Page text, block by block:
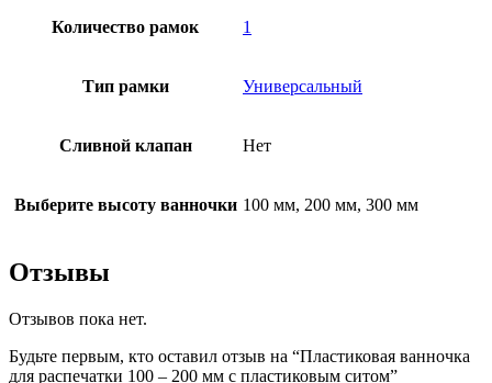
Количество рамок 1
Тип рамки Универсальный
Сливной клапан Нет
Выберите высоту ванночки 100 мм, 200 мм, 300 мм
Отзывы
Отзывов пока нет.
Будьте первым, кто оставил отзыв на “Пластиковая ванночка
для распечатки 100 – 200 мм с пластиковым ситом”